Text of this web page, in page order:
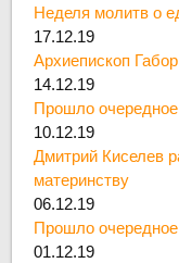
Неделя молитв о
17.12.19
Архиепископ
14.12.19
Прошло
10.12.19
Дмитрий Киселев
материнству
06.12.19
Прошло
01.12.19